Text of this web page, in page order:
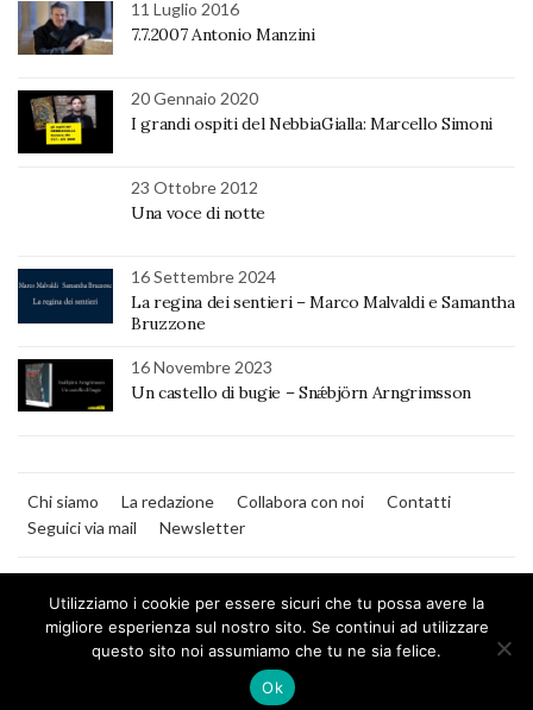
11 Luglio 2016
7.7.2007 Antonio Manzini
20 Gennaio 2020
I grandi ospiti del NebbiaGialla: Marcello Simoni
23 Ottobre 2012
Una voce di notte
16 Settembre 2024
La regina dei sentieri – Marco Malvaldi e Samantha
Bruzzone
16 Novembre 2023
Un castello di bugie – Snǽbjörn Arngrimsson
Chi siamo La redazione Collabora con noi
Contatti
Seguici via mail
Newsletter
MilanoNera
Utilizziamo i cookie per essere sicuri che tu possa avere la
migliore esperienza sul nostro sito. Se continui ad utilizzare
questo sito noi assumiamo che tu ne sia felice.
Ok